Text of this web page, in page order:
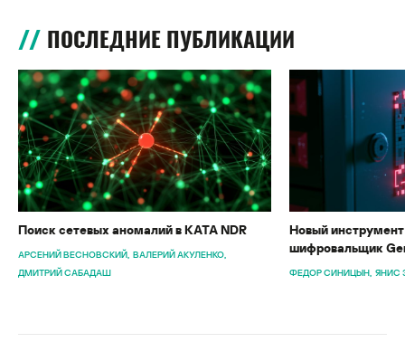
ПОСЛЕДНИЕ ПУБЛИКАЦИИ
Поиск сетевых аномалий в KATA NDR
АРСЕНИЙ ВЕСНОВСКИЙ ВАЛЕРИЙ АКУЛЕНКО
ДМИТРИЙ САБАДАШ
Новый
шифровальщик
ФЕДОР СИНИЦЫН ЯНИС